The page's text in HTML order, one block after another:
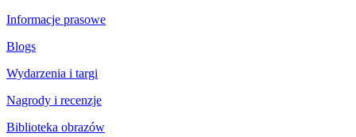
Informacje prasowe
Blogs
Wydarzenia i targi
Nagrody i recenzje
Biblioteka obrazów